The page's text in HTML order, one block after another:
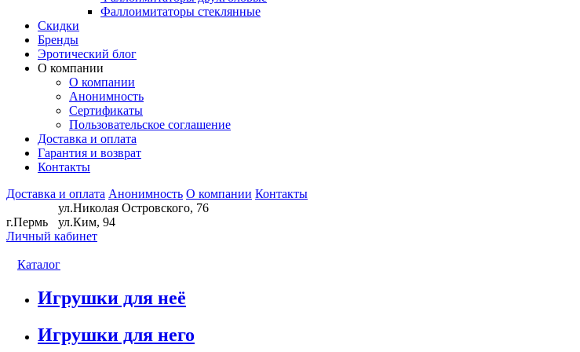
Фаллоимитаторы стеклянные
Скидки
Бренды
Эротический блог
О компании
О компании
Анонимность
Сертификаты
Пользовательское соглашение
Доставка и оплата
Гарантия и возврат
Контакты
Доставка и оплата Анонимность О компании Контакты
г.Пермь
ул.Николая Островского, 76
ул.Ким, 94
Личный кабинет
Каталог
Игрушки для неё
Игрушки для него